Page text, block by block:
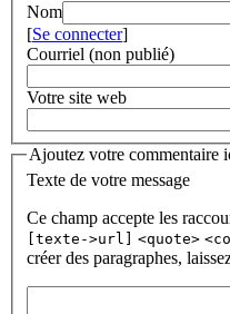
Nom
[Se connecter]
Courriel (non publié)
Votre site web
Ajoutez votre commentaire
Texte de votre message
Ce champ accepte les
[texte->url]
<quote>
créer des paragraphes,